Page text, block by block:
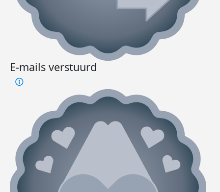
E-mails verstuurd